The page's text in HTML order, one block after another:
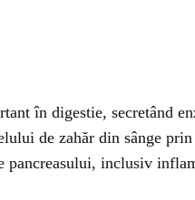
în digestie, secretând
de zahăr din sânge
pancreasului, inclusiv